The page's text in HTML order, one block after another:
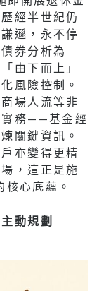
經半世紀仍
遜，永不停
券分析為
由下而上」
風險控制。
場人流等非
實務——基金經
關鍵資訊。
亦變得更精
，這正是施
心底蘊。
動規劃